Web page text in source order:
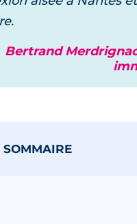
Bertrand
SOMMAIRE